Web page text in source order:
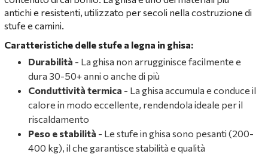
antichi e resistenti, utilizzato per secoli nella costruzione di
stufe e camini.
Caratteristiche delle stufe a legna in ghisa:
Durabilità - La ghisa non arrugginisce facilmente e
dura 30-50+ anni o anche di più
Conduttività termica - La ghisa accumula e conduce il
calore in modo eccellente, rendendola ideale per il
riscaldamento
Peso e stabilità - Le stufe in ghisa sono pesanti (200-
400 kg), il che garantisce stabilità e qualità